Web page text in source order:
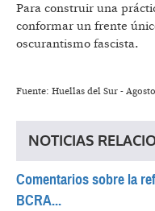
Para construir una
conformar un frente
oscurantismo fascista.
Fuente: Huellas del Sur -
NOTICIAS
Comentarios sobre la
BCRA...